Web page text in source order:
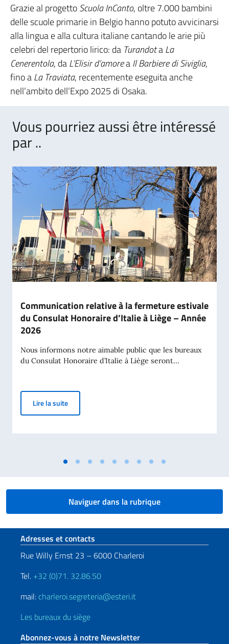
Grazie al progettoScuola InCanto, oltre 7.000 bambini
delle scuole primarie in Belgio hanno potuto avvicinarsi
alla lingua e alla cultura italiane cantando le arie più
celebri del repertorio lirico: da TurandotaLa
Cenerentola, daL’Elisir d’amoreaIl Barbiere di Siviglia,
fino aLa Traviata, recentemente eseguita anche
nell’ambito dell’Expo 2025 di Osaka.
Vous pourriez aussi être intéressé
par ..
Communication relative à la fermeture estivale
du Consulat Honoraire d’Italie à Liège – Année
2026
Nous informons notre aimable public que les bureaux
du Consulat Honoraire d’Italie à Liège seront...
Lire la suiteCommunication relative à la fermeture estivale du
Naviguer dans la rubrique
Section de pied de page
Adresses et contacts
Rue Willy Ernst 23 – 6000 Charleroi
Tel. +32 (0)71. 32.86.50
mail: charleroi.segreteria@esteri.it
Les bureaux du siège
Abonnez-vous à notre Newsletter